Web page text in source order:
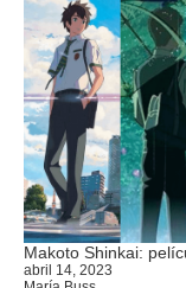
Makoto Shinkai:
abril 14, 2023